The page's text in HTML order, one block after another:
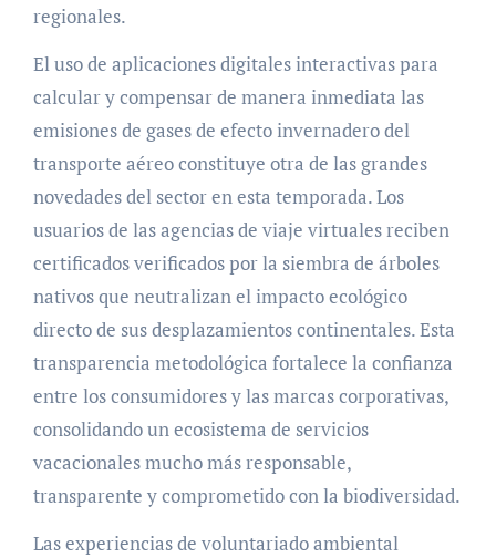
regionales.
El uso de aplicaciones digitales interactivas para
calcular y compensar de manera inmediata las
emisiones de gases de efecto invernadero del
transporte aéreo constituye otra de las grandes
novedades del sector en esta temporada. Los
usuarios de las agencias de viaje virtuales reciben
certificados verificados por la siembra de árboles
nativos que neutralizan el impacto ecológico
directo de sus desplazamientos continentales. Esta
transparencia metodológica fortalece la confianza
entre los consumidores y las marcas corporativas,
consolidando un ecosistema de servicios
vacacionales mucho más responsable,
transparente y comprometido con la biodiversidad.
Las experiencias de voluntariado ambiental